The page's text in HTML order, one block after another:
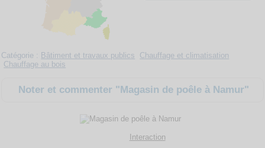
Catégorie : Bâtiment et travaux publics
Chauffage et climatisation
Chauffage au bois
Noter et commenter "Magasin de poêle à Namur"
Interaction